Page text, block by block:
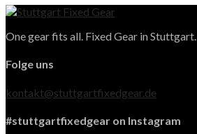
One gear fits all. Fixed Gear in Stuttgart.
Folge uns
kontakt@stuttgartfixedgear.de
#stuttgartfixedgear on Instagram